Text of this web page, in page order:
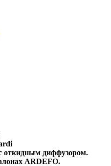
откидным диффузором.
ARDEFO.